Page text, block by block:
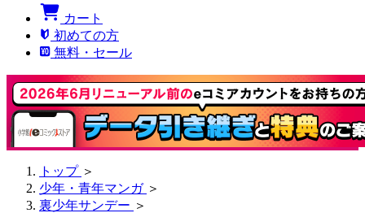
カート
初めての方
無料・セール
トップ ＞
少年・青年マンガ ＞
裏少年サンデー ＞